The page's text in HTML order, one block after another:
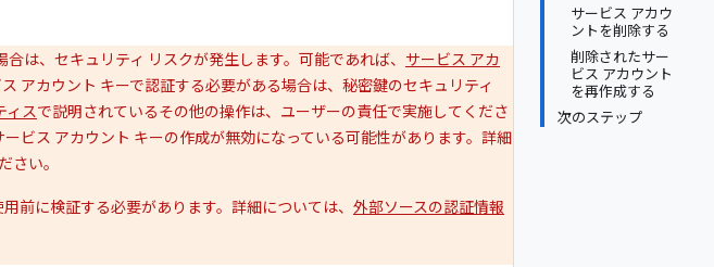
サービス アカウ
ントを削除する
削除されたサー
ビス アカウント
を再作成する
次のステップ
は、セキュリティ リスクが発生します。可能であれば、 サービス アカ
アカウント キーで認証する必要がある場合は、秘密鍵のセキュリティ
ィスで説明されているその他の操作は、ユーザーの責任で実施してくださ
ビス アカウント キーの作成が無効になっている可能性があります。詳細
さい。
前に検証する必要があります。詳細については、 外部ソースの認証情報